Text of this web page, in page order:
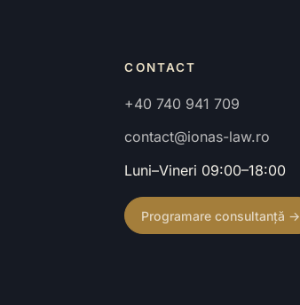
CONTACT
+40 740 941 709
contact@ionas-law.ro
Luni–Vineri 09:00–18:00
Programare consultanță →